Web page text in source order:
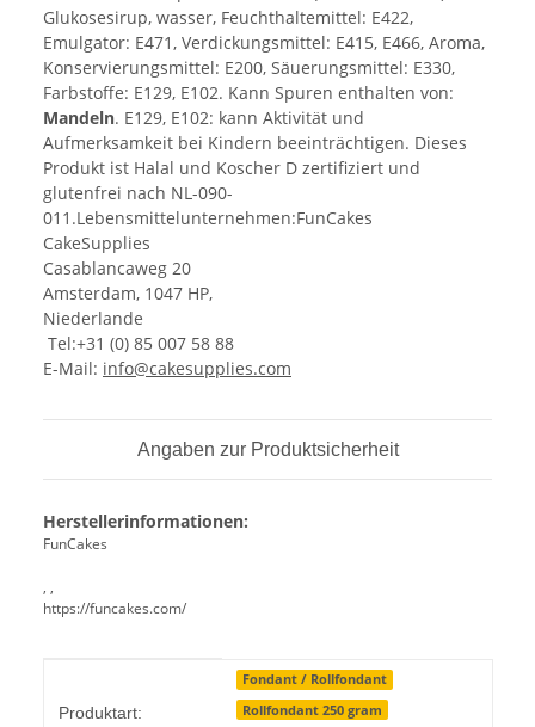
Glukosesirup, wasser, Feuchthaltemittel: E422,
Emulgator: E471, Verdickungsmittel: E415, E466, Aroma,
Konservierungsmittel: E200, Säuerungsmittel: E330,
Farbstoffe: E129, E102. Kann Spuren enthalten von:
Mandeln. E129, E102: kann Aktivität und
Aufmerksamkeit bei Kindern beeinträchtigen. Dieses
Produkt ist Halal und Koscher D zertifiziert und
glutenfrei nach NL-090-
011.Lebensmittelunternehmen:FunCakes
CakeSupplies
Casablancaweg 20
Amsterdam, 1047 HP,
Niederlande
Tel:+31 (0) 85 007 58 88
E-Mail: info@cakesupplies.com
Angaben zur Produktsicherheit
Herstellerinformationen:
FunCakes
, ,
https://funcakes.com/
Produktart:
Fondant / Rollfondant
Rollfondant 250 gram